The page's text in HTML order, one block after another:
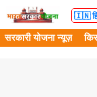
content
सरकारी योजना न्यूज़